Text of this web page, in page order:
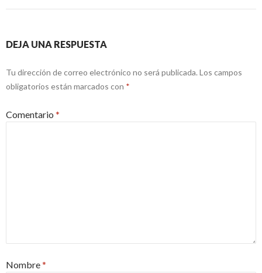
DEJA UNA RESPUESTA
Tu dirección de correo electrónico no será publicada. Los campos
obligatorios están marcados con *
Comentario *
Nombre*